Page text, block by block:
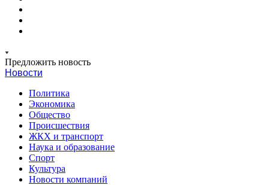
Предложить новость
Новости
Политика
Экономика
Общество
Происшествия
ЖКХ и транспорт
Наука и образование
Спорт
Культура
Новости компаний